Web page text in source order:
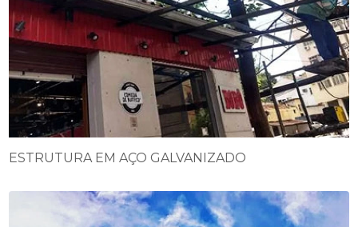
ESTRUTURA EM AÇO GALVANIZADO